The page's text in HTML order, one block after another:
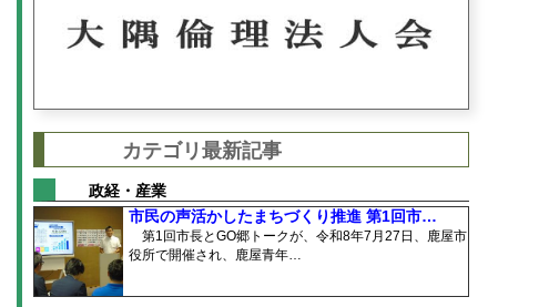
カテゴリ最新記事
政経・産業
市民の声活かしたまちづくり推進 第1回市…
第1回市長とGO郷トークが、令和8年7月27日、鹿屋市
役所で開催され、鹿屋青年…